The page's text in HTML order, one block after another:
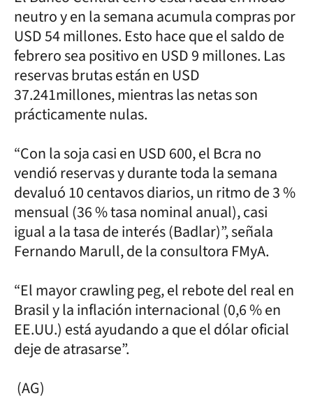
neutro y en la semana acumula compras por
USD 54 millones. Esto hace que el saldo de
febrero sea positivo en USD 9 millones. Las
reservas brutas están en USD
37.241millones, mientras las netas son
prácticamente nulas.
“Con la soja casi en USD 600, el Bcra no
vendió reservas y durante toda la semana
devaluó 10 centavos diarios, un ritmo de 3 %
mensual (36 % tasa nominal anual), casi
igual a la tasa de interés (Badlar)”, señala
Fernando Marull, de la consultora FMyA.
“El mayor crawling peg, el rebote del real en
Brasil y la inflación internacional (0,6 % en
EE.UU.) está ayudando a que el dólar oficial
deje de atrasarse”.
(AG)